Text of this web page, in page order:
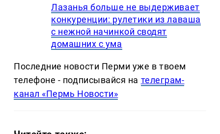
Лазанья больше не выдерживает
конкуренции: рулетики из лаваша
с нежной начинкой сводят
домашних с ума
Последние новости Перми уже в твоем
телефоне - подписывайся на телеграм-
канал «Пермь Новости»